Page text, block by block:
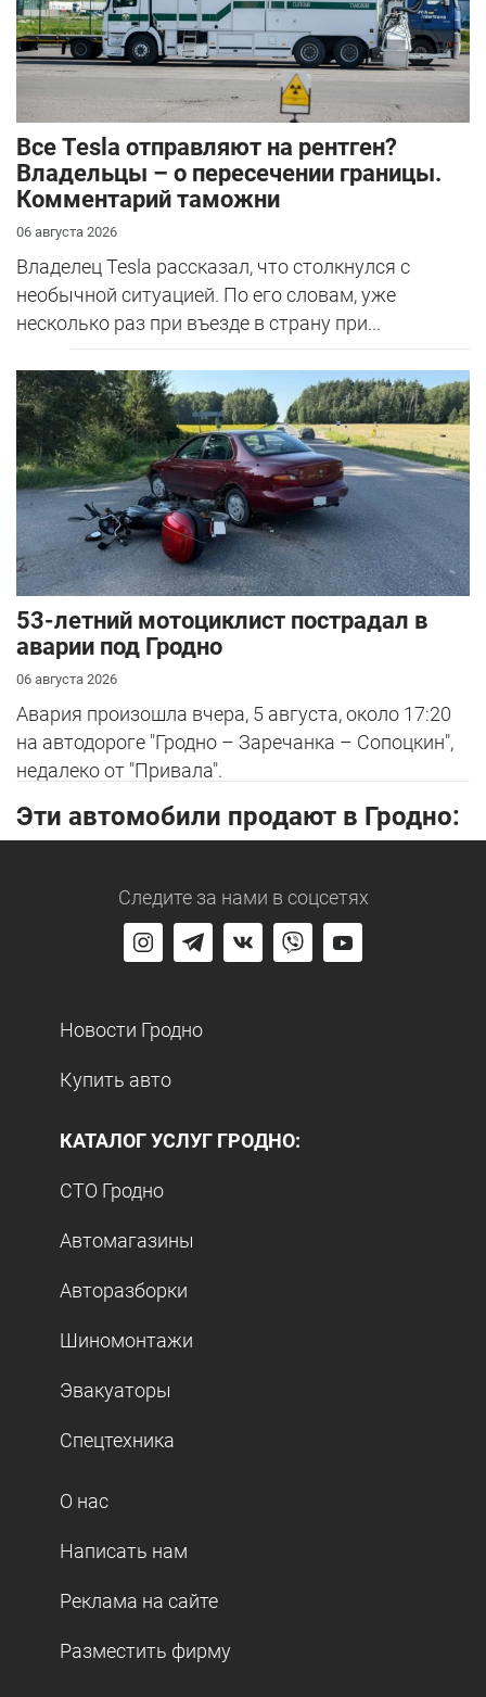
Все Tesla отправляют на рентген?
Владельцы – о пересечении границы.
Комментарий таможни
06 августа 2026
Владелец Tesla рассказал, что столкнулся с
необычной ситуацией. По его словам, уже
несколько раз при въезде в страну при...
53-летний мотоциклист пострадал в
аварии под Гродно
06 августа 2026
Авария произошла вчера, 5 августа, около 17:20
на автодороге "Гродно – Заречанка – Сопоцкин",
недалеко от "Привала".
Эти автомобили продают в Гродно:
Следите за нами в соцсетях
Новости Гродно
Купить авто
КАТАЛОГ УСЛУГ ГРОДНО:
СТО Гродно
Автомагазины
Авторазборки
Шиномонтажи
Эвакуаторы
Спецтехника
О нас
Написать нам
Реклама на сайте
Разместить фирму